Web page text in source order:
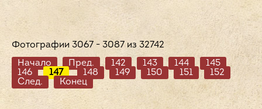
Фотографии 3067 - 3087 из 32742
Начало
Пред. 142 143 144
145
146
147 148 149 150 151
152
След.
Конец